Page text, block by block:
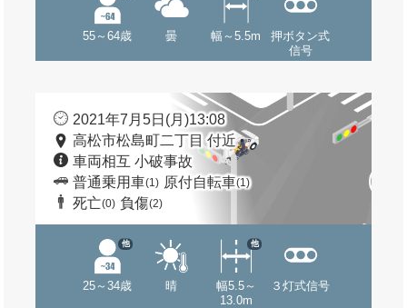
55～64歳 曇 幅～5.5m
押ボタン式
信号
2021年7月5日(月)13:08
高松市松島町二丁目 付近
車両相互 小破事故
普通乗用車(1) 原付自転車(1)
死亡(0) 負傷(2)
25～34歳
他
晴
幅5.5～
13.0m
他
３灯式信号